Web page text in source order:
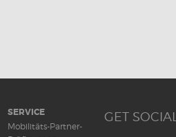
SERVICE
Mobilitäts-Partner-
GET